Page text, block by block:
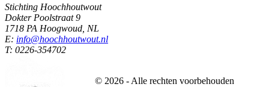
Stichting Hoochhoutwout
Dokter Poolstraat 9
1718 PA Hoogwoud, NL
E: info@hoochhoutwout.nl
T: 0226-354702
© 2026 - Alle rechten voorbehouden